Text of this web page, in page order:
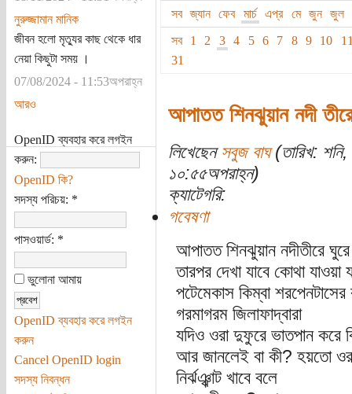
নুরুজ্জামান মানিক
জীবন হলো মৃত্যুর কাছ থেকে ধার
নেয়া কিছুটা সময় ।
07/08/2024 - 11:53অপরাহ্ন
আরও
OpenID ব্যবহার করে লগইন
করুন:
OpenID কি?
সদস্য পরিচয়: *
পাসওয়ার্ড: *
ভুলোনা আমায়
OpenID ব্যবহার করে লগইন
করুন
Cancel OpenID login
সদস্য নিবন্ধন
সব
জ্যান ফেব মার্চ এপ্র মে জুন
জুল
সব
1 2 3 4 5 6 7 8 9 10
31
আপাতত শিনঝুয়ান নদী
লিখেছেন সবুজ বাঘ(তারিখ:
১০:৫৫অপরাহ্ন)
ক্যাটেগরি:
গবেষণা
আপাতত শিনঝুয়ান নদীতীরে
তারপর দেখা যাবে কোথা যাওয়া
পটেমেকাস কিম্বা শরপেনটাসের
গরমাগরম জিলাফাদ্বারা
যদিও ওরা দুফুরে ভাতপান করে
আর জানলেই বা কী? হয়তো
নির্ঝঞ্ঝাট খাবে বলে